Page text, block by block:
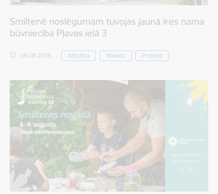
Smiltenē noslēgumam tuvojas jaunā īres nama
būvniecība Pļavas ielā 3
06.08.2026. Attīstība Novads Projekti